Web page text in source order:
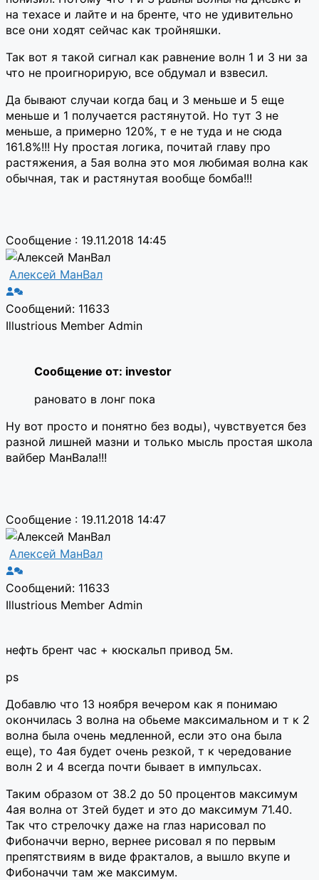
на техасе и лайте и на бренте, что не удивительно
все они ходят сейчас как тройняшки.
Так вот я такой сигнал как равнение волн 1 и 3 ни за
что не проигнорирую, все обдумал и взвесил.
Да бывают случаи когда бац и 3 меньше и 5 еще
меньше и 1 получается растянутой. Но тут 3 не
меньше, а примерно 120%, т е не туда и не сюда
161.8%!!! Ну простая логика, почитай главу про
растяжения, а 5ая волна это моя любимая волна как
обычная, так и растянутая вообще бомба!!!
Сообщение : 19.11.2018 14:45
Алексей МанВал
Сообщений: 11633
Illustrious Member Admin
Сообщение от: investor
рановато в лонг пока
Ну вот просто и понятно без воды), чувствуется без
разной лишней мазни и только мысль простая школа
вайбер МанВала!!!
Сообщение : 19.11.2018 14:47
Алексей МанВал
Сообщений: 11633
Illustrious Member Admin
нефть брент час + кюскальп привод 5м.
ps
Добавлю что 13 ноября вечером как я понимаю
окончилась 3 волна на обьеме максимальном и т к 2
волна была очень медленной, если это она была
еще), то 4ая будет очень резкой, т к чередование
волн 2 и 4 всегда почти бывает в импульсах.
Таким образом от 38.2 до 50 процентов максимум
4ая волна от 3тей будет и это до максимум 71.40.
Так что стрелочку даже на глаз нарисовал по
Фибоначчи верно, вернее рисовал я по первым
препятствиям в виде фракталов, а вышло вкупе и
Фибоначчи там же максимум.